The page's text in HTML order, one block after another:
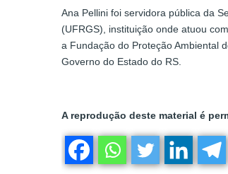
Ana Pellini foi servidora pública da
(UFRGS), instituição onde atuou
a Fundação do Proteção Ambiental
Governo do Estado do RS.
A reprodução deste material é